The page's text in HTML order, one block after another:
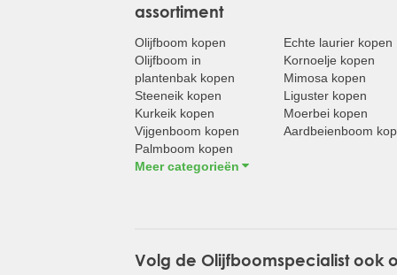
assortiment
Olijfboom kopen
Olijfboom in
plantenbak kopen
Steeneik kopen
Kurkeik kopen
Vijgenboom kopen
Palmboom kopen
Meer categorieën
Echte laurier kopen
Kornoelje kopen
Mimosa kopen
Liguster kopen
Moerbei kopen
Aardbeienboom
Volg de Olijfboomspecialist ook